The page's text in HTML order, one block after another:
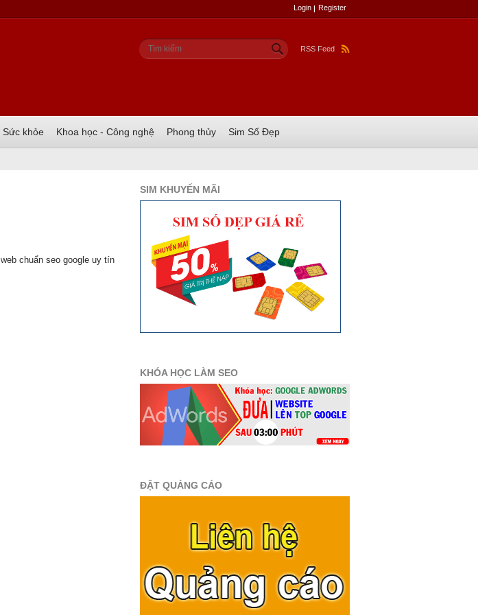
Login Register
RSS Feed
Biểu mẫu tìm kiếm
Tìm kiếm
Sức khỏe Khoa học - Công nghệ Phong thủy Sim Số Đẹp
chuẩn seo google uy tín
SIM KHUYẾN MÃI
KHÓA HỌC LÀM SEO
ĐẶT QUẢNG CÁO